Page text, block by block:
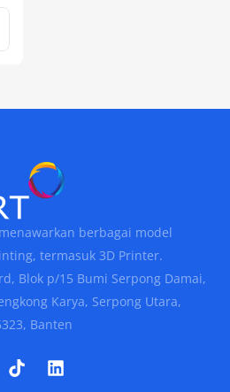
berbagai model
termasuk 3D Printer.
Blok p/15 Bumi Serpong Damai,
Karya, Serpong Utara,
Banten